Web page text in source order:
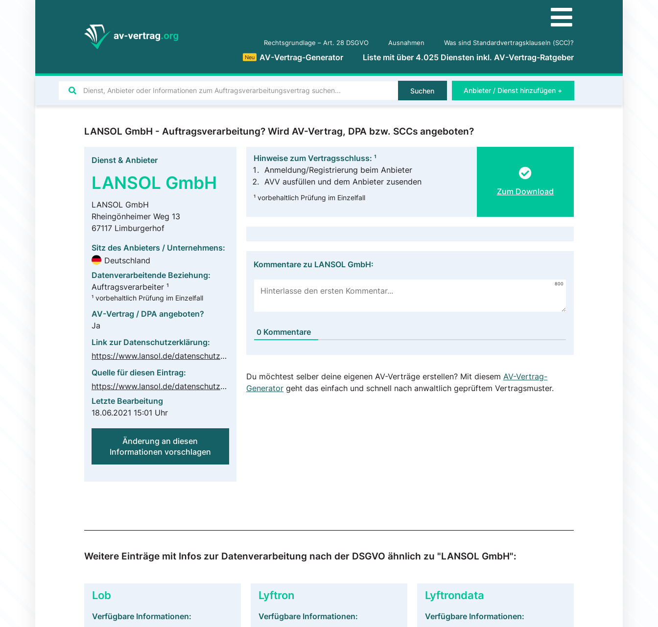
Rechtsgrundlage – Art. 28 DSGVO Ausnahmen Was sind Standardvertragsklauseln (SCC)?
Neu AV-Vertrag-Generator Liste mit über 4.025 Diensten inkl. AV-Vertrag-Ratgeber
Suchen Anbieter / Dienst hinzufügen +
LANSOL GmbH - Auftragsverarbeitung? Wird AV-Vertrag, DPA bzw. SCCs angeboten?
Dienst & Anbieter
LANSOL GmbH
LANSOL GmbH
Rheingönheimer Weg 13
67117 Limburgerhof
Sitz des Anbieters / Unternehmens:
Deutschland
Datenverarbeitende Beziehung:
Auftragsverarbeiter ¹
¹ vorbehaltlich Prüfung im Einzelfall
AV-Vertrag / DPA angeboten?
Ja
Link zur Datenschutzerklärung:
https://www.lansol.de/datenschutz-sicherheit/datenschutzhinweis/
Quelle für diesen Eintrag:
https://www.lansol.de/datenschutz-sicherheit/auftragsdatenverarbeitung/
Letzte Bearbeitung
18.06.2021 15:01 Uhr
Änderung an diesen
Informationen vorschlagen
Hinweise zum Vertragsschluss: ¹
Anmeldung/Registrierung beim Anbieter
AVV ausfüllen und dem Anbieter zusenden
¹ vorbehaltlich Prüfung im Einzelfall
Zum Download
Kommentare zu LANSOL GmbH:
800
0Kommentare
Du möchtest selber deine eigenen AV-Verträge erstellen? Mit diesem AV-Vertrag-
Generatorgeht das einfach und schnell nach anwaltlich geprüftem Vertragsmuster.
Weitere Einträge mit Infos zur Datenverarbeitung nach der DSGVO ähnlich zu "LANSOL GmbH":
Lob
Verfügbare Informationen:
Lyftron
Verfügbare Informationen:
Lyftrondata
Verfügbare Informationen: